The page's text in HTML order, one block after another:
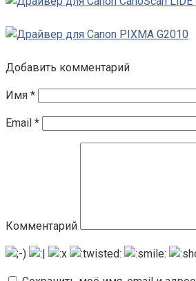
Добавить комментарий
Имя *
Email *
Комментарий